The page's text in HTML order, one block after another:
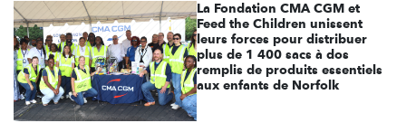
La Fondation CMA CGM et
Feed the Children unissent
leurs forces pour distribuer
plus de 1 400 sacs à dos
remplis de produits essentiels
aux enfants de Norfolk